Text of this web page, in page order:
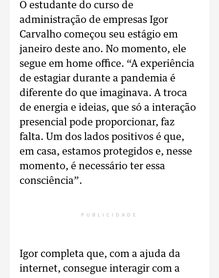
O estudante do curso de
administração de empresas Igor
Carvalho começou seu estágio em
janeiro deste ano. No momento, ele
segue em home office. “A experiência
de estagiar durante a pandemia é
diferente do que imaginava. A troca
de energia e ideias, que só a interação
presencial pode proporcionar, faz
falta. Um dos lados positivos é que,
em casa, estamos protegidos e, nesse
momento, é necessário ter essa
consciência”.
PUBLICIDADE
Igor completa que, com a ajuda da
internet, consegue interagir com a